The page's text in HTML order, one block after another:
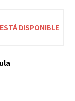
DISPONIBLE